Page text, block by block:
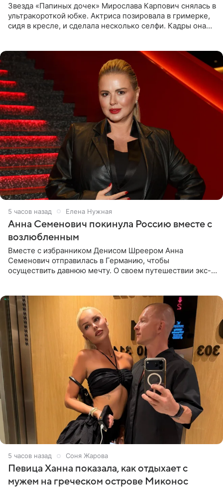
Звезда «Папиных дочек» Мирослава Карпович снялась в
ультракороткой юбке. Актриса позировала в гримерке,
сидя в кресле, и сделала несколько селфи. Кадры она
5 часов назад Елена Нужная
Анна Семенович покинула Россию вместе с
возлюбленным
Вместе с избранником Денисом Шреером Анна
Семенович отправилась в Германию, чтобы
осуществить давнюю мечту. О своем путешествии экс-
5 часов назад Соня Жарова
Певица Ханна показала, как отдыхает с
мужем на греческом острове Миконос